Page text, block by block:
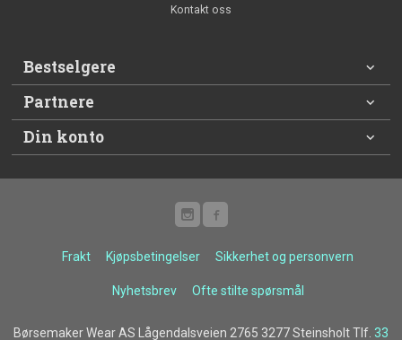
Kontakt oss
Bestselgere
Partnere
Din konto
Frakt Kjøpsbetingelser Sikkerhet og personvern
Nyhetsbrev Ofte stilte spørsmål
Børsemaker Wear AS Lågendalsveien 2765 3277 Steinsholt Tlf. 33